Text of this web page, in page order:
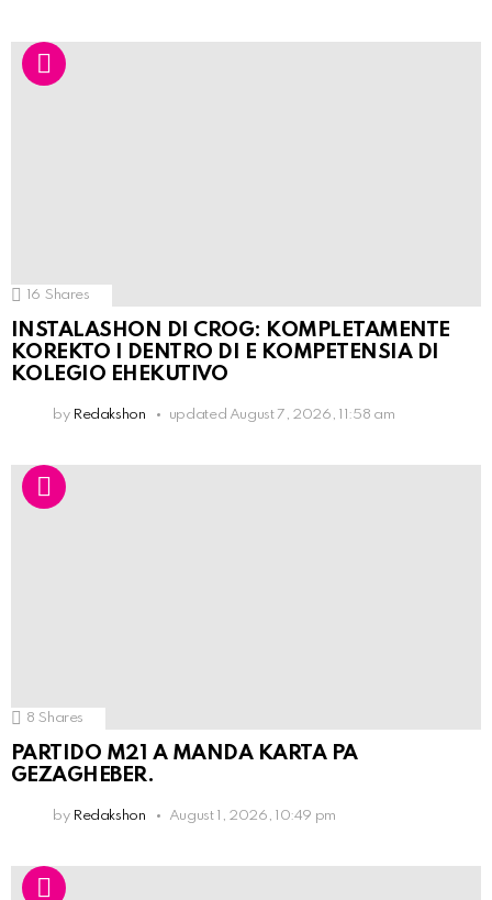
16 Shares
INSTALASHON DI CROG: KOMPLETAMENTE
KOREKTO I DENTRO DI E KOMPETENSIA DI
KOLEGIO EHEKUTIVO
by Redakshon updated August 7, 2026, 11:58 am
8 Shares
PARTIDO M21 A MANDA KARTA PA
GEZAGHEBER.
by Redakshon August 1, 2026, 10:49 pm